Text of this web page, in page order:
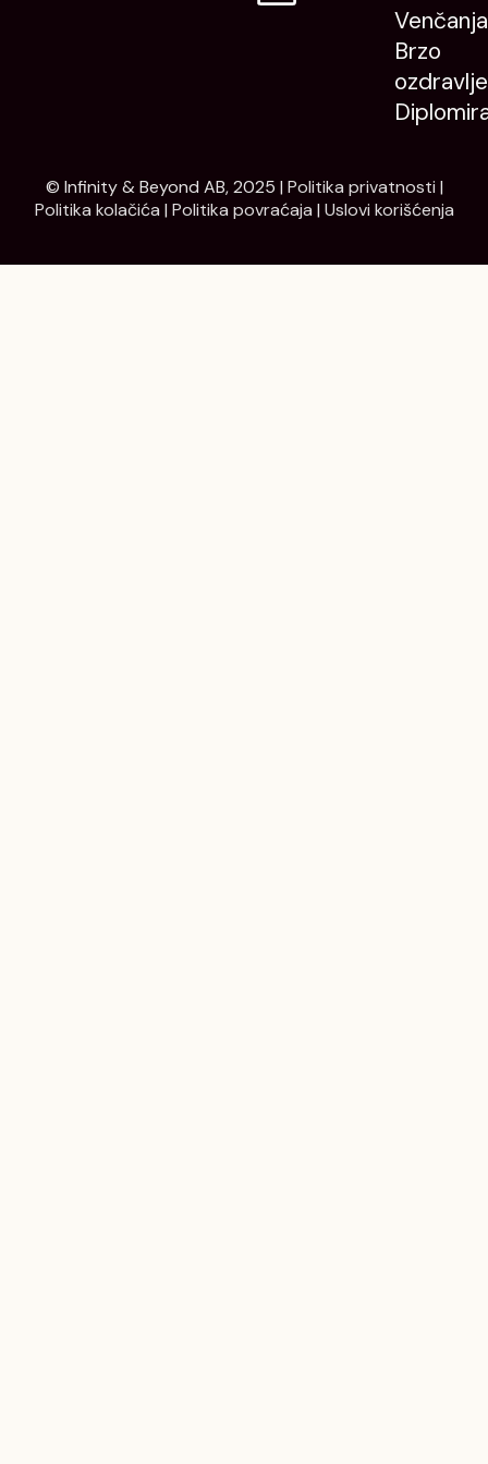
Venčanja
Brzo
© Infinity & Beyond AB, 2025 | Politika privatnosti |
Politika kolačića | Politika povraćaja | Uslovi korišćenja